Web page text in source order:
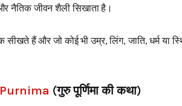
नैतिक जीवन शैली सिखाता है।
हैं और जो कोई भी उम्र, लिंग, जाति, धर्म या
(गुरु पूर्णिमा की कथा)